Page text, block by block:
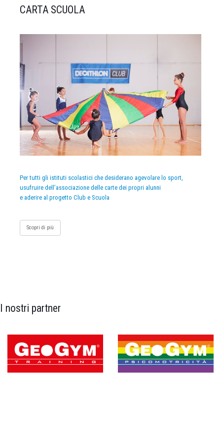
CARTA SCUOLA
Per tutti gli istituti scolastici che desiderano agevolare lo sport,
usufruire dell’associazione delle carte dei propri alunni
e aderire al progetto Club e Scuola
Scopri di più
I nostri partner